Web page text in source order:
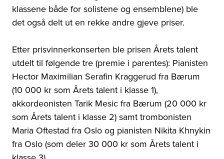
klassene både for solistene og ensemblene) ble
det også delt ut en rekke andre gjeve priser.
Etter prisvinnerkonserten ble prisen Årets talent
utdelt til følgende tre (premie i parentes): Pianisten
Hector Maximilian Serafin Kraggerud fra Bærum
(10 000 kr som Årets talent i klasse 1),
akkordeonisten Tarik Mesic fra Bærum (20 000 kr
som Årets talent i klasse 2) samt trombonisten
Maria Oftestad fra Oslo og pianisten Nikita Khnykin
fra Oslo (som deler 30 000 kr som Årets talent i